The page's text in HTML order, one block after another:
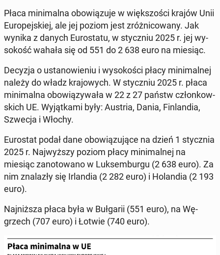
Płaca mi­ni­mal­na obo­wią­zu­je w więk­szo­ści krajów Unii
Eu­ro­pej­skiej, ale jej poziom jest zróż­ni­co­wa­ny. Jak
wynika z danych Eu­ro­sta­tu, w stycz­niu 2025 r. jej wy­
so­kość wahała się od 551 do 2 638 euro na miesiąc.
Decyzja o usta­no­wie­niu i wy­so­ko­ści płacy mi­ni­mal­nej
należy do władz kra­jo­wych. W stycz­niu 2025 r. płaca
mi­ni­mal­na obo­wią­zy­wa­ła w 22 z 27 państw człon­kow­
skich UE. Wy­jąt­ka­mi były: Austria, Dania, Fin­lan­dia,
Szwecja i Włochy.
Eu­ro­stat podał dane obo­wią­zu­ją­ce na dzień 1 stycz­nia
2025 r. Naj­wyż­szy poziom płacy mi­ni­mal­nej na
miesiąc za­no­to­wa­no w Luk­sem­bur­gu (2 638 euro). Za
nim zna­la­zły się Ir­lan­dia (2 282 euro) i Ho­lan­dia (2 193
euro).
Naj­niż­sza płaca była w Buł­ga­rii (551 euro), na Wę­
grzech (707 euro) i Łotwie (740 euro).